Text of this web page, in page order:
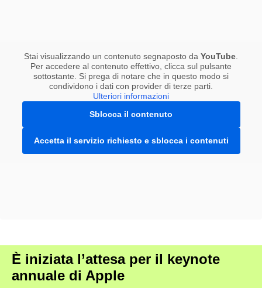
Stai visualizzando un contenuto segnaposto da YouTube.
Per accedere al contenuto effettivo, clicca sul pulsante
sottostante. Si prega di notare che in questo modo si
condividono i dati con provider di terze parti.
Ulteriori informazioni
Sblocca il contenuto
Accetta il servizio richiesto e sblocca i contenuti
È iniziata l’attesa per il keynote
annuale di Apple